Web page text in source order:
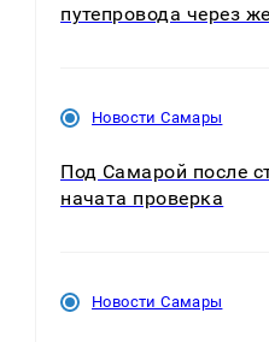
путепровода через
Новости Самары
Под Самарой после
начата проверка
Новости Самары